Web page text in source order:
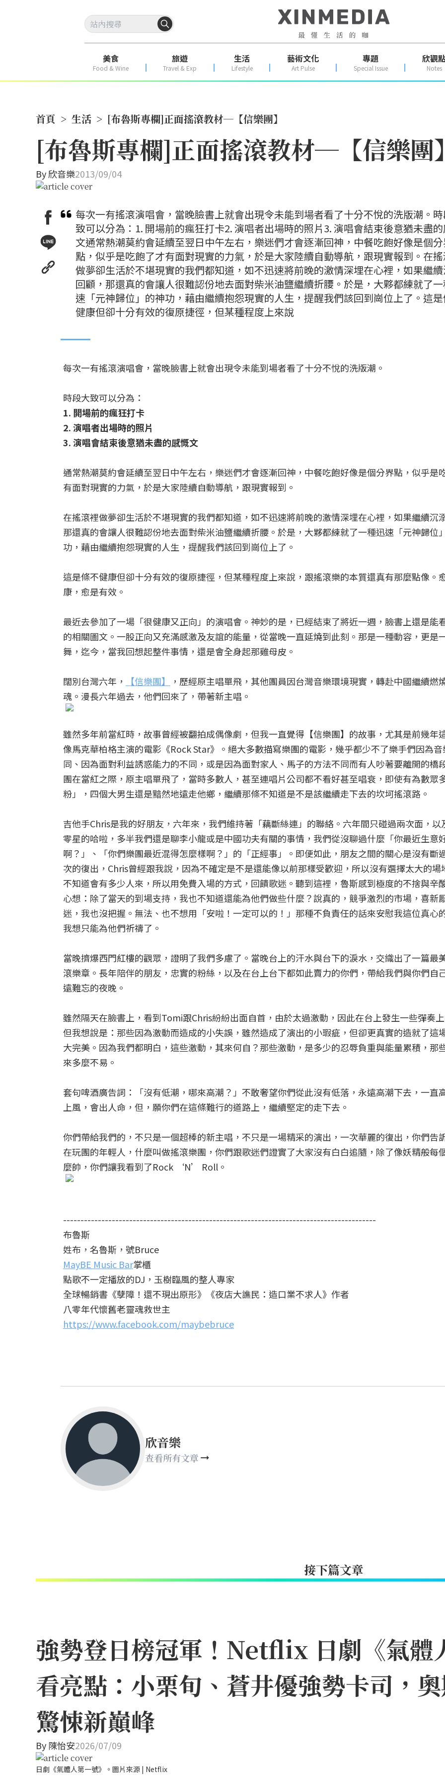
美食
Food & Wine
旅遊
Travel & Exp
生活
Lifestyle
藝術文化
Art Pulse
專題
Special Issue
欣觀點
Notes
首頁 > 生活 > [布魯斯專欄]正面搖滾教材─【信樂團】
[布魯斯專欄]正面搖滾教材─【信樂團】
By欣音樂2013/09/04
每次一有搖滾演唱會，當晚臉書上就會出現令未能到場者看了十分不悅的洗版潮。
致可以分為：1. 開場前的瘋狂打卡2. 演唱者出場時的照片3. 演唱會結束後意猶未盡
文通常熱潮莫約會延續至翌日中午左右，樂迷們才會逐漸回神，中餐吃飽好像是個
點，似乎是吃飽了才有面對現實的力氣，於是大家陸續自動導航，跟現實報到。在
做夢卻生活於不堪現實的我們都知道，如不迅速將前晚的激情深埋在心裡，如果繼
回顧，那還真的會讓人很難認份地去面對柴米油鹽繼續折腰。於是，大夥都練就了
速「元神歸位」的神功，藉由繼續抱怨現實的人生，提醒我們該回到崗位上了。這
健康但卻十分有效的復原捷徑，但某種程度上來說
每次一有搖滾演唱會，當晚臉書上就會出現令未能到場者看了十分不悅的洗版潮。
時段大致可以分為：
1. 開場前的瘋狂打卡
2. 演唱者出場時的照片
3. 演唱會結束後意猶未盡的感慨文
通常熱潮莫約會延續至翌日中午左右，樂迷們才會逐漸回神，中餐吃飽好像是個分界點，似乎是
有面對現實的力氣，於是大家陸續自動導航，跟現實報到。
在搖滾裡做夢卻生活於不堪現實的我們都知道，如不迅速將前晚的激情深埋在心裡，如果繼續沉
那還真的會讓人很難認份地去面對柴米油鹽繼續折腰。於是，大夥都練就了一種迅速「元神歸位
功，藉由繼續抱怨現實的人生，提醒我們該回到崗位上了。
這是條不健康但卻十分有效的復原捷徑，但某種程度上來說，跟搖滾樂的本質還真有那麼點像。
康，愈是有效。
最近去參加了一場「很健康又正向」的演唱會。神妙的是，已經結束了將近一週，臉書上還是能
的相關圖文。一股正向又充滿感激及友誼的能量，從當晚一直延燒到此刻。那是一種動容，更是
舞，迄今，當我回想起整件事情，還是會全身起那雞母皮。
闊別台灣六年， 【信樂團】
，歷經原主唱單飛，其他團員因台灣音樂環境現實，轉赴中國繼續燃
魂。漫長六年過去，他們回來了，帶著新主唱。
雖然多年前當紅時，故事曾經被翻拍成偶像劇，但我一直覺得【信樂團】的故事，尤其是前幾年
像馬克華柏格主演的電影《Rock Star》。絕大多數描寫樂團的電影，幾乎都少不了樂手們因為
同、因為面對利益誘惑能力的不同，或是因為面對家人、馬子的方法不同而有人吵著要離開的橋
團在當紅之際，原主唱單飛了，當時多數人，甚至連唱片公司都不看好甚至唱衰，即使有為數眾
粉」，四個大男生還是黯然地遠走他鄉，繼續那條不知道是不是該繼續走下去的坎坷搖滾路。
吉他手Chris是我的好朋友，六年來，我們維持著「藕斷絲連」的聯絡。六年間只碰過兩次面，以
零星的哈啦，多半我們還是聊李小龍或是中國功夫有關的事情，我們從沒聊過什麼「你最近生意
啊？」、「你們樂團最近混得怎麼樣啊？」的「正經事」。即便如此，朋友之間的關心是沒有斷
次的復出，Chris曾經跟我說，因為不確定是不是還能像以前那樣受歡迎，所以沒有選擇太大的場
不知道會有多少人來，所以用免費入場的方式，回饋歌迷。聽到這裡，魯斯感到極度的不捨與辛
心想：除了當天的到場支持，我也不知道還能為他們做些什麼？說真的，競爭激烈的市場，喜新
迷，我也沒把握。無法、也不想用「安啦！一定可以的！」那種不負責任的話來安慰我這位真心
我想只能為他們祈禱了。
當晚擠爆西門紅樓的觀眾，證明了我們多慮了。當晚台上的汗水與台下的淚水，交織出了一篇最
滾樂章。長年陪伴的朋友，忠實的粉絲，以及在台上台下都如此賣力的你們，帶給我們與你們自
遠難忘的夜晚。
雖然隔天在臉書上，看到Tomi跟Chris紛紛出面自首，由於太過激動，因此在台上發生一些彈奏上
但我想說是：那些因為激動而造成的小失誤，雖然造成了演出的小瑕疵，但卻更真實的造就了這
大完美。因為我們都明白，這些激動，其來何自？那些激動，是多少的忍辱負重與能量累積，那
來多麼不易。
套句啤酒廣告詞：「沒有低潮，哪來高潮？」不敢奢望你們從此沒有低落，永遠高潮下去，一直
上風，會出人命，但，願你們在這條難行的道路上，繼續堅定的走下去。
你們帶給我們的，不只是一個超棒的新主唱，不只是一場精采的演出，一次華麗的復出，你們告
在玩團的年輕人，什麼叫做搖滾樂團，你們跟歌迷們證實了大家沒有白白追隨，除了像妖精般每
麼帥，你們讓我看到了Rock ‘N’ Roll。
------------------------------------------------------------------------------------------
布魯斯
姓布，名魯斯，號Bruce
MayBE Music Bar掌櫃
點歌不一定播放的DJ，玉樹臨風的整人專家
全球暢銷書《孽障！還不現出原形》《夜店大譙民：造口業不求人》作者
八零年代懷舊老靈魂救世主
https://www.facebook.com/maybebruce
欣音樂
查看所有文章
接下篇文章
強勢登日榜冠軍！Netflix 日劇《氣體
看亮點：小栗旬、蒼井優強勢卡司，
驚悚新巔峰
By陳怡安2026/07/09
日劇《氣體人第一號》。圖片來源 | Netflix